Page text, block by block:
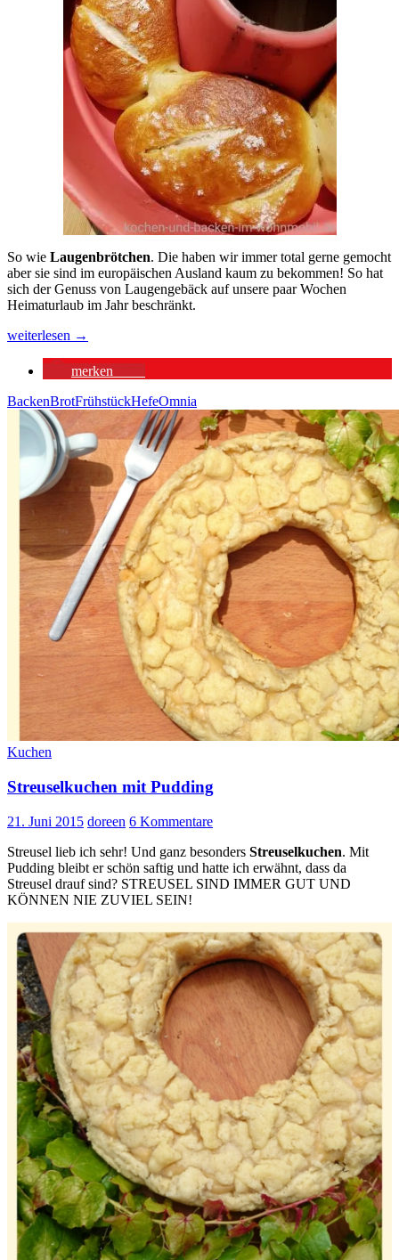
So wie Laugenbrötchen. Die haben wir immer total gerne gemocht
aber sie sind im europäischen Ausland kaum zu bekommen! So hat
sich der Genuss von Laugengebäck auf unsere paar Wochen
Heimaturlaub im Jahr beschränkt.
Laugenbrötchen
dem
Omnia
Camping
Backofen
weiterlesen →
merken
BackenBrotFrühstückHefeOmnia
Kuchen
Streuselkuchen mit Pudding
21. Juni 2015 doreen 6 Kommentare
Streusel lieb ich sehr! Und ganz besonders Streuselkuchen. Mit
Pudding bleibt er schön saftig und hatte ich erwähnt, dass da
Streusel drauf sind? STREUSEL SIND IMMER GUT UND
KÖNNEN NIE ZUVIEL SEIN!